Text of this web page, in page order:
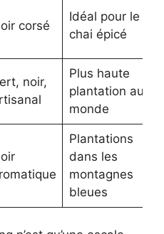
corsé
Idéal pour le
chai épicé
noir,
Plus haute
plantation au
monde
Plantations
dans les
montagnes
bleues